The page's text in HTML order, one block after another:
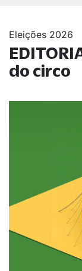
Eleições 2026
do circo